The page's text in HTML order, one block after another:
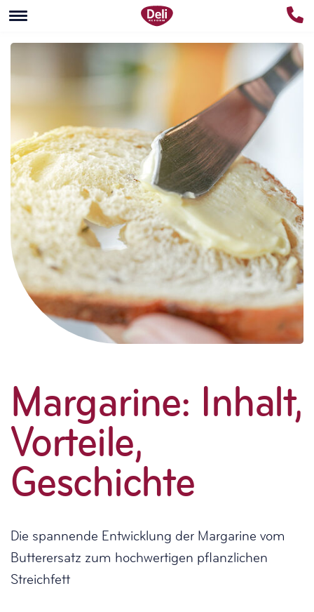
Margarine: Inhalt,
Vorteile,
Geschichte
Die spannende Entwicklung der Margarine vom
Butterersatz zum hochwertigen pflanzlichen
Streichfett